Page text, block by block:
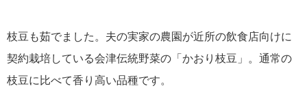
枝豆も茹でました。夫の実家の農園が近所の飲食店向けに
契約栽培している会津伝統野菜の「かおり枝豆」。通常の
枝豆に比べて香り高い品種です。